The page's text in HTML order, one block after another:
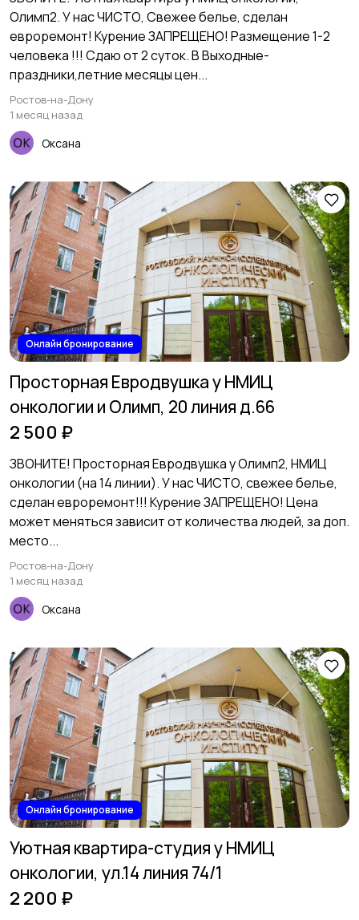
Олимп2. У нас ЧИСТО, Свежее белье, сделан
евроремонт! Курение ЗАПРЕЩЕНО! Размещение 1-2
человека !!! Сдаю от 2 суток. В Выходные-
праздники,летние месяцы цен...
Ростов-на-Дону
1 месяц назад
Оксана
Онлайн бронирование
Просторная Евродвушка у НМИЦ
онкологии и Олимп, 20 линия д.66
2 500 ₽
ЗВОНИТЕ! Просторная Евродвушка у Олимп2, НМИЦ
онкологии (на 14 линии). У нас ЧИСТО, свежее белье,
сделан евроремонт!!! Курение ЗАПРЕЩЕНО! Цена
может меняться зависит от количества людей, за доп.
место...
Ростов-на-Дону
1 месяц назад
Оксана
Онлайн бронирование
Уютная квартира-студия у НМИЦ
онкологии, ул.14 линия 74/1
2 200 ₽